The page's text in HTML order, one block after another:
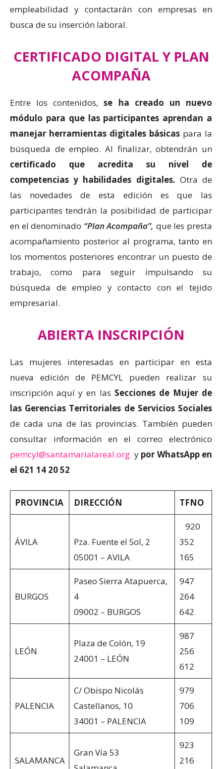
empleabilidad y contactarán con empresas en
busca de su inserción laboral.
CERTIFICADO DIGITAL Y PLAN
ACOMPAÑA
Entre los contenidos,se ha creado un nuevo
módulo para que las participantes aprendan a
manejar herramientas digitales básicas para la
búsqueda de empleo. Al finalizar, obtendrán un
certificado que acredita su nivel de
competencias y habilidades digitales. Otra de
las novedades de esta edición es que las
participantes tendrán la posibilidad de participar
en el denominado “Plan Acompaña”, que les presta
acompañamiento posterior al programa, tanto en
los momentos posteriores encontrar un puesto de
trabajo, como para seguir impulsando su
búsqueda de empleo y contacto con el tejido
empresarial.
ABIERTA INSCRIPCIÓN
Las mujeres interesadas en participar en esta
nueva edición de PEMCYL pueden realizar su
inscripción aquí y en las Secciones de Mujer de
las Gerencias Territoriales de Servicios Sociales
de cada una de las provincias. También pueden
consultar información en el correo electrónico
pemcyl@santamarialareal.org y por WhatsApp en
el 621 14 20 52
PROVINCIA DIRECCIÓN TFNO
ÁVILA
Pza. Fuente el Sol, 2
05001 – AVILA
920
352
165
BURGOS
Paseo Sierra Atapuerca,
4
09002 – BURGOS
947
264
642
LEÓN
Plaza de Colón, 19
24001 – LEÓN
987
256
612
PALENCIA
C/ Obispo Nicolás
Castellanos, 10
34001 – PALENCIA
979
706
109
SALAMANCA
Gran Vía 53
923
216